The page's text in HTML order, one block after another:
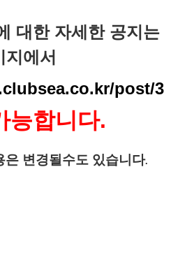
대한 자세한 공지는
에서
post/3
능합니다.
은 변경될수도 있습니다.